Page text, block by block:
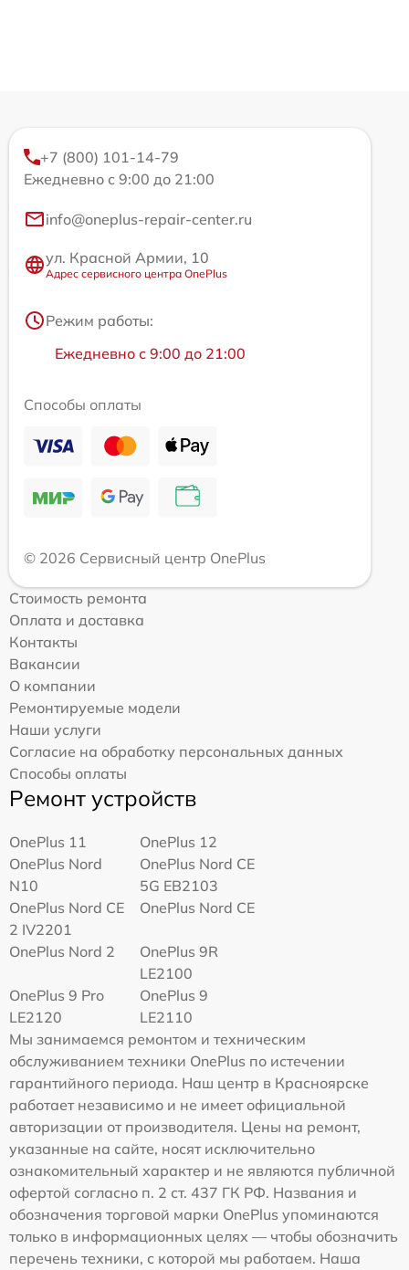
+7 (800) 101-14-79
Ежедневно с 9:00 до 21:00
info@oneplus-repair-center.ru
ул. Красной Армии, 10
Адрес сервисного центра OnePlus
Режим работы:
Ежедневно с 9:00 до 21:00
Способы оплаты
© 2026 Сервисный центр OnePlus
Стоимость ремонта
Оплата и доставка
Контакты
Вакансии
О компании
Ремонтируемые модели
Наши услуги
Согласие на обработку персональных данных
Способы оплаты
Ремонт устройств
OnePlus 11
OnePlus 12
OnePlus Nord
N10
OnePlus Nord CE
5G EB2103
OnePlus Nord CE
2 IV2201
OnePlus Nord CE
OnePlus Nord 2
OnePlus 9R
LE2100
OnePlus 9 Pro
LE2120
OnePlus 9
LE2110
Мы занимаемся ремонтом и техническим
обслуживанием техники OnePlus по истечении
гарантийного периода. Наш центр в Красноярске
работает независимо и не имеет официальной
авторизации от производителя. Цены на ремонт,
указанные на сайте, носят исключительно
ознакомительный характер и не являются публичной
офертой согласно п. 2 ст. 437 ГК РФ. Названия и
обозначения торговой марки OnePlus упоминаются
только в информационных целях — чтобы обозначить
перечень техники, с которой мы работаем. Наша